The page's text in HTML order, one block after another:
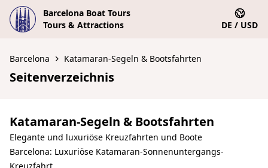
Barcelona Boat Tours
Tours & Attractions
DE / USD
Barcelona Katamaran-Segeln & Bootsfahrten
Seitenverzeichnis
Katamaran-Segeln & Bootsfahrten
Elegante und luxuriöse Kreuzfahrten und Boote
Barcelona: Luxuriöse Katamaran-Sonnenuntergangs-